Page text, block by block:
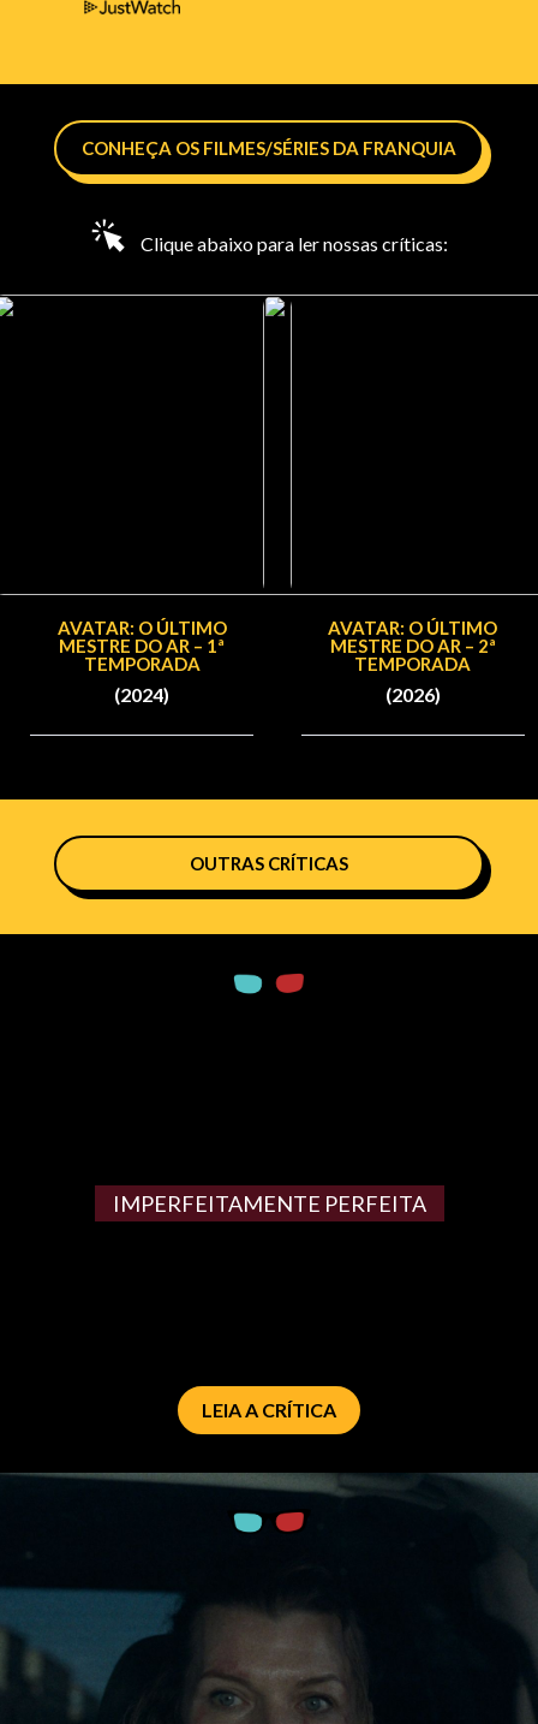
CONHEÇA OS FILMES/SÉRIES DA FRANQUIA
Clique abaixo para ler nossas críticas:
AVATAR: O ÚLTIMO
MESTRE DO AR – 1ª
TEMPORADA
(2024)
AVATAR: O ÚLTIMO
MESTRE DO AR – 2ª
TEMPORADA
(2026)
OUTRAS CRÍTICAS
IMPERFEITAMENTE PERFEITA
LEIA A CRÍTICA